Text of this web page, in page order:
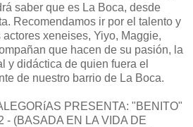
saber que es La Boca, desde
Recomendamos ir por el talento y
xeneises, Yiyo, Maggie,
que hacen de su pasión, la
y didáctica de quien fuera el
de nuestro barrio de La Boca.
PRESENTA: "BENITO"
- (BASADA EN LA VIDA DE